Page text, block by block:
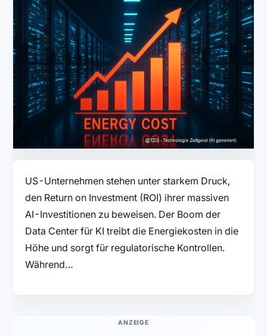
US-Unternehmen stehen unter starkem Druck,
den Return on Investment (ROI) ihrer massiven
AI-Investitionen zu beweisen. Der Boom der
Data Center für KI treibt die Energiekosten in die
Höhe und sorgt für regulatorische Kontrollen.
Während…
ANZEIGE